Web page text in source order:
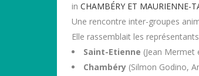
in CHAMBÉRY ET MAURIENNE-
Une rencontre inter-groupes
Elle rassemblait les
Saint-Etienne (Jean Mermet
Chambéry (Silmon Godino,